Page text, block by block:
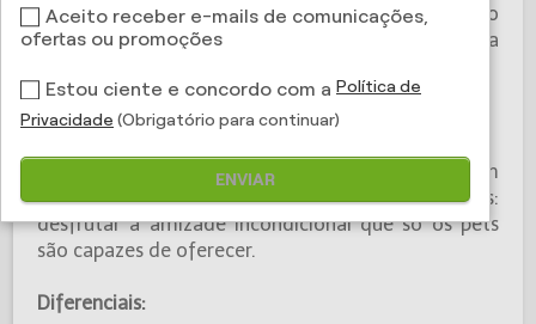
carinho e comprometimento para viabilizar o
acesso ao que existe de melhor na medicina
Valores:
São os valores guiam nosso dia a dia e nos ajudam
a corresponder ao maior desejo de nossos clientes:
desfrutar a amizade incondicional que só os pets
são capazes de oferecer.
​Diferenciais:
Aceito receber e-mails de comunicações,
ofertas ou promoções
Estou ciente e concordo com a Política de
Privacidade (Obrigatório para continuar)
ENVIAR